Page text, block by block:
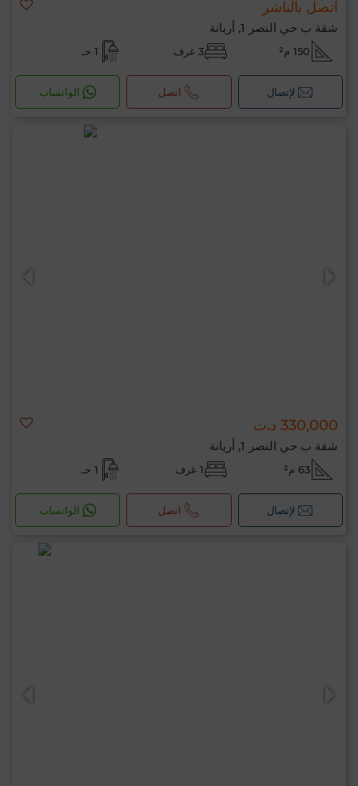
اتصل بالناشر
شقة ب حي النصر 1, أريانة
150 م² 3 غرف 1 حـ
لإتصال اتصل الواتساب
330,000 د.ت
شقة ب حي النصر 1, أريانة
63 م² 1 غرف 1 حـ
لإتصال اتصل الواتساب